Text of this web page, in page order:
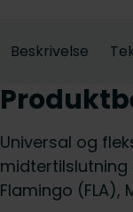
Beskrivelse
Universal og
Flamingo (FLA),